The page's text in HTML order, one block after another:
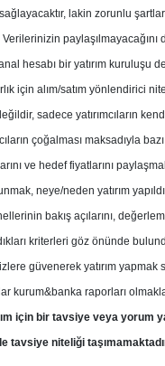
fiyatını 261,2
üzerinde 6,75
artış gösterdi; bu
finansman gelirleri
lakin zorunlu
paylaşılmayacağını
hesabı bir yatırım kuruluşu
için alım/satım yönlendirici
sadece yatırımcıların
çoğalması maksadıyla
ve hedef fiyatlarını
neye/neden yatırım
bakış açılarını,
kriterleri göz önünde
güvenerek yatırım yapmak
kurum&banka raporları
için bir tavsiye veya yorum
tavsiye niteliği